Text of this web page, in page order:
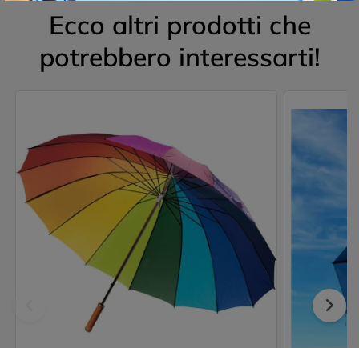
Ecco altri prodotti che
potrebbero interessarti!